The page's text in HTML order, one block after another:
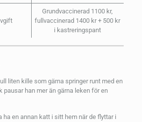
Grundvaccinerad 1100 kr,
fullvaccinerad 1400 kr + 500 kr
i kastreringspant
liten kille som gärna springer runt med en
pausar han mer än gärna leken för en
ha en annan katt i sitt hem när de flyttar i